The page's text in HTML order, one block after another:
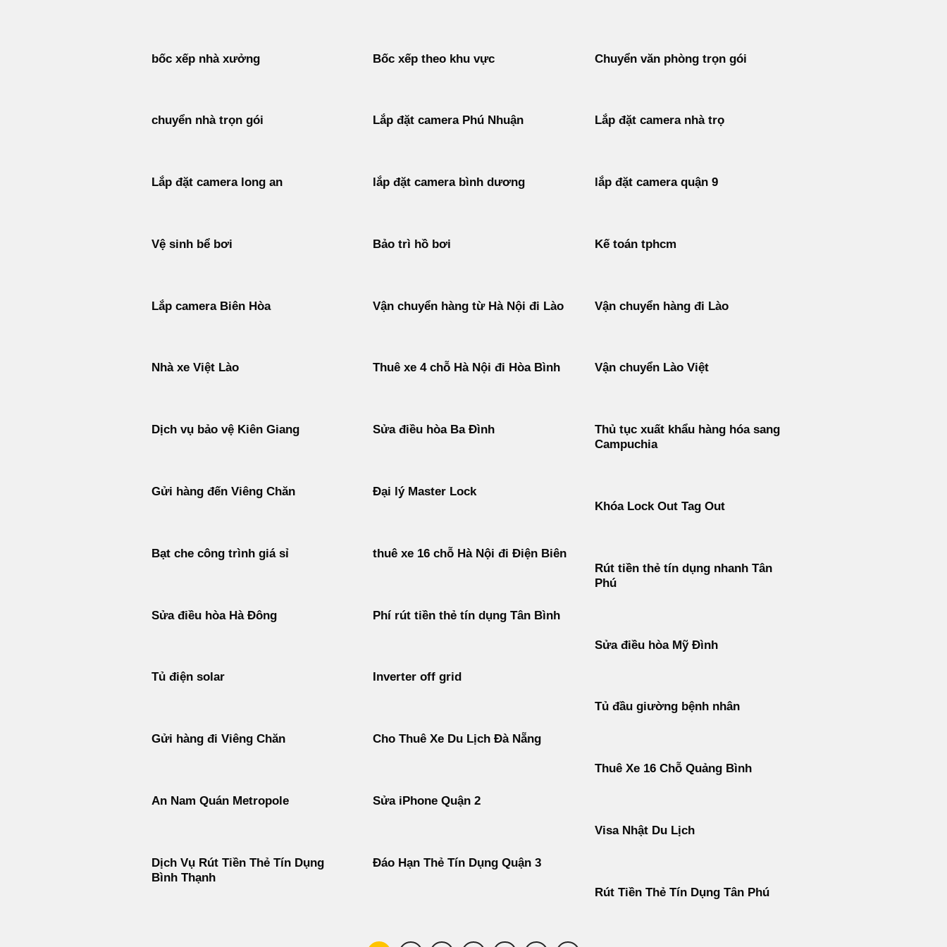
bốc xếp nhà xưởng Bốc xếp theo khu vực Chuyển văn phòng trọn gói
chuyển nhà trọn gói Lắp đặt camera Phú Nhuận Lắp đặt camera nhà trọ
Lắp đặt camera long an lắp đặt camera bình dương lắp đặt camera quận 9
Vệ sinh bể bơi Bảo trì hồ bơi Kế toán tphcm
Lắp camera Biên Hòa Vận chuyển hàng từ Hà Nội đi Lào Vận chuyển hàng đi Lào
Nhà xe Việt Lào Thuê xe 4 chỗ Hà Nội đi Hòa Bình Vận chuyển Lào Việt
Dịch vụ bảo vệ Kiên Giang Sửa điều hòa Ba Đình
Thủ tục xuất khẩu hàng hóa sang
Campuchia
Gửi hàng đến Viêng Chăn
Đại lý Master Lock
Khóa Lock Out Tag Out
Bạt che công trình giá sỉ
thuê xe 16 chỗ Hà Nội đi Điện Biên
Rút tiền thẻ tín dụng nhanh Tân
Phú
Sửa điều hòa Hà Đông Phí rút tiền thẻ tín dụng Tân Bình
Sửa điều hòa Mỹ Đình
Tủ điện solar Inverter off grid
Tủ đầu giường bệnh nhân
Gửi hàng đi Viêng Chăn Cho Thuê Xe Du Lịch Đà Nẵng
Thuê Xe 16 Chỗ Quảng Bình
An Nam Quán Metropole Sửa iPhone Quận 2
Visa Nhật Du Lịch
Dịch Vụ Rút Tiền Thẻ Tín Dụng
Bình Thạnh
Đáo Hạn Thẻ Tín Dụng Quận 3
Rút Tiền Thẻ Tín Dụng Tân Phú